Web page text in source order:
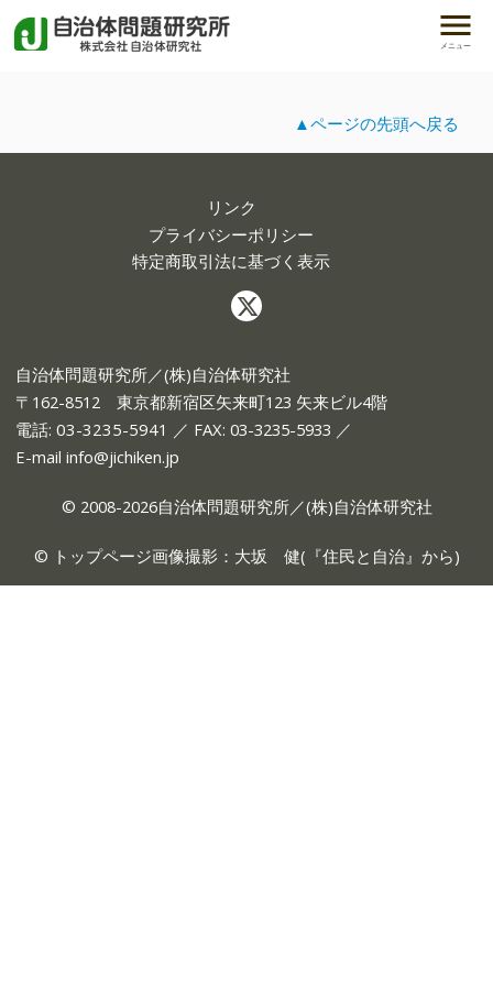
メニュー
▲ページの先頭へ戻る
リンク
プライバシーポリシー
特定商取引法に基づく表示
自治体問題研究所／(株)自治体研究社
〒162-8512 東京都新宿区矢来町123 矢来ビル4階
電話: 03-3235-5941 ／ FAX: 03-3235-5933 ／
E-mail info@jichiken.jp
© 2008-2026自治体問題研究所／(株)自治体研究社
© トップページ画像撮影：大坂 健(『住民と自治』から)